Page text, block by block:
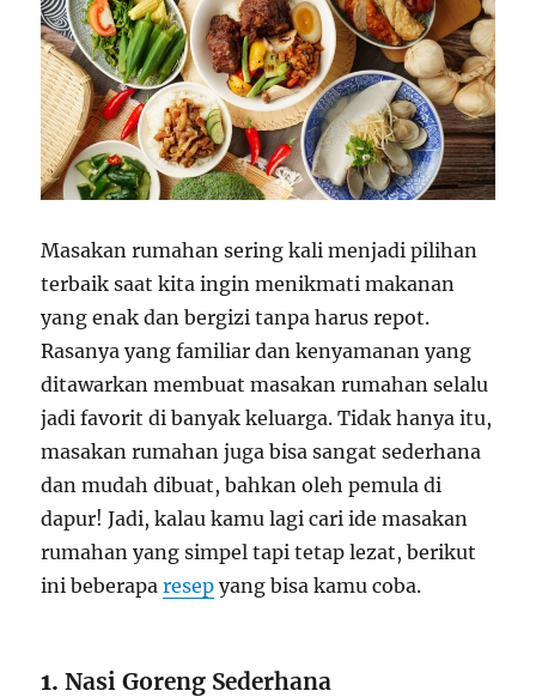
Masakan rumahan sering kali menjadi pilihan
terbaik saat kita ingin menikmati makanan
yang enak dan bergizi tanpa harus repot.
Rasanya yang familiar dan kenyamanan yang
ditawarkan membuat masakan rumahan selalu
jadi favorit di banyak keluarga. Tidak hanya itu,
masakan rumahan juga bisa sangat sederhana
dan mudah dibuat, bahkan oleh pemula di
dapur! Jadi, kalau kamu lagi cari ide masakan
rumahan yang simpel tapi tetap lezat, berikut
ini beberaparesep yang bisa kamu coba.
1.Nasi Goreng Sederhana